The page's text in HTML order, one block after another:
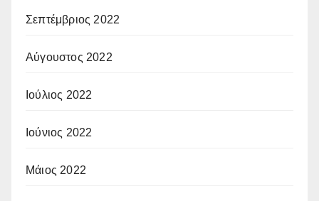
Σεπτέμβριος 2022
Αύγουστος 2022
Ιούλιος 2022
Ιούνιος 2022
Μάιος 2022